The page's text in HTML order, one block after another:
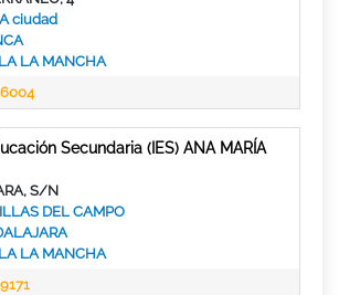
ciudad
LA MANCHA
Secundaria (IES) ANA MARÍA
S/N
DEL CAMPO
LA MANCHA